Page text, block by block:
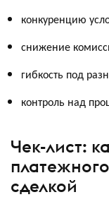
конкуренцию
снижение
гибкость под
контроль над
Чек-лист:
сделкой